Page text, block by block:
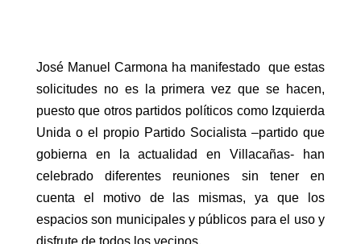
José Manuel Carmona ha manifestado que estas
solicitudes no es la primera vez que se hacen,
puesto que otros partidos políticos como Izquierda
Unida o el propio Partido Socialista –partido que
gobierna en la actualidad en Villacañas- han
celebrado diferentes reuniones sin tener en
cuenta el motivo de las mismas, ya que los
espacios son municipales y públicos para el uso y